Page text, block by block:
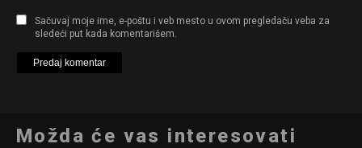
Sačuvaj moje ime, e-poštu i veb mesto u ovom pregledaču veba za
sledeći put kada komentarišem.
Možda će vas interesovati